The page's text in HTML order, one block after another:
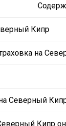
Кипр
на
Северный
Кипр